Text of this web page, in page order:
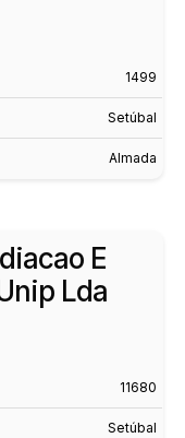
1499
Setúbal
Almada
E
Lda
11680
Setúbal